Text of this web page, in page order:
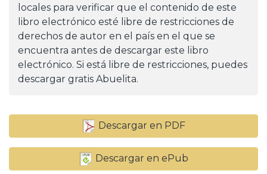
locales para verificar que el contenido de este
libro electrónico esté libre de restricciones de
derechos de autor en el país en el que se
encuentra antes de descargar este libro
electrónico. Si está libre de restricciones, puedes
descargar gratis Abuelita.
Descargar en PDF
Descargar en ePub